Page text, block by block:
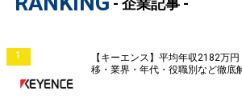
- 企業記事 -
1
【キーエンス】平均年収2182万
移・業界・年代・役職別など徹底